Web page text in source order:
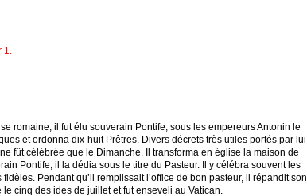
1.
romaine, il fut élu souverain Pontife, sous les empereurs Antonin le
et ordonna dix-huit Prêtres. Divers décrets très utiles portés par lui
fût célébrée que le Dimanche. Il transforma en église la maison de
Pontife, il la dédia sous le titre du Pasteur. Il y célébra souvent les
Pendant qu’il remplissait l’office de bon pasteur, il répandit son
cinq des ides de juillet et fut enseveli au Vatican.